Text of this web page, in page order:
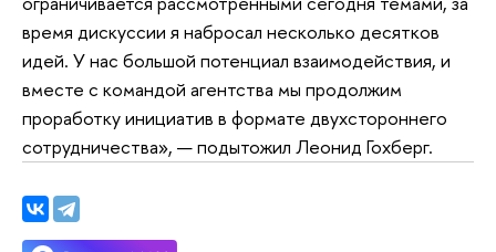
время дискуссии я набросал несколько десятков
идей. У нас большой потенциал взаимодействия, и
вместе с командой агентства мы продолжим
проработку инициатив в формате двухстороннего
сотрудничества», — подытожил Леонид Гохберг.